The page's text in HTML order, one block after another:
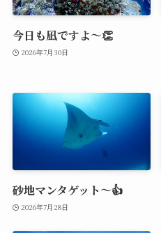
今日も凪ですよ～👏
2026年7月30日
砂地マンタゲット～👍
2026年7月28日